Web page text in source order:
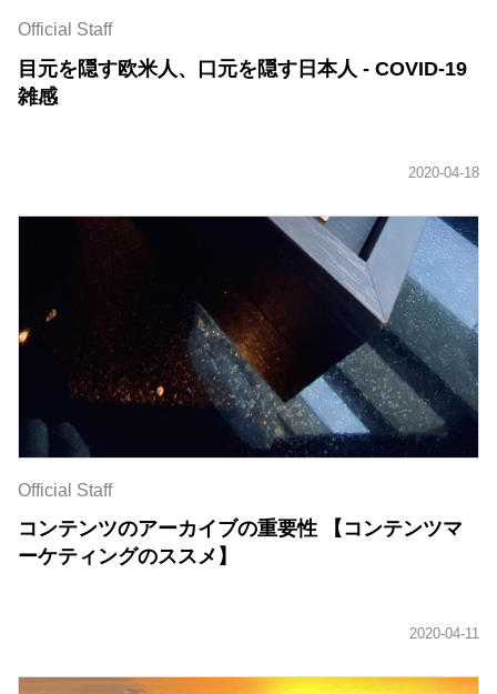
Official Staff
目元を隠す欧米人、口元を隠す日本人 - COVID-19
雑感
Official Staff
コンテンツのアーカイブの重要性 【コンテンツマ
ーケティングのススメ】